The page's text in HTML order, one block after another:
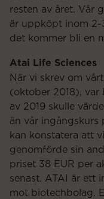
resten av året. Vår
är uppköpt inom 2-
det kommer bli en
Atai Life Sciences
När vi skrev om
(oktober 2018), var
av 2019 skulle
än vår ingångskurs
kan konstatera att
genomförde sin
priset 38 EUR per
senast. ATAI är ett
mot biotechbolag.